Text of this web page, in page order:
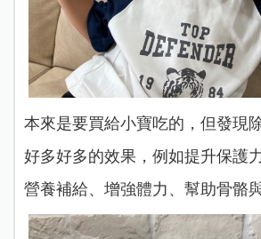
本來是要買給小寶吃的，但發現
好多好多的效果，例如提升保護
營養補給、增強體力、幫助骨骼